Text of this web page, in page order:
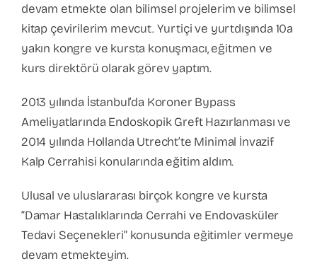
devam etmekte olan bilimsel projelerim ve bilimsel
kitap çevirilerim mevcut. Yurtiçi ve yurtdışında 10a
yakın kongre ve kursta konuşmacı, eğitmen ve
kurs direktörü olarak görev yaptım.
2013 yılında İstanbul’da Koroner Bypass
Ameliyatlarında Endoskopik Greft Hazırlanması ve
2014 yılında Hollanda Utrecht’te Minimal İnvazif
Kalp Cerrahisi konularında eğitim aldım.
Ulusal ve uluslararası birçok kongre ve kursta
“Damar Hastalıklarında Cerrahi ve Endovasküler
Tedavi Seçenekleri” konusunda eğitimler vermeye
devam etmekteyim.